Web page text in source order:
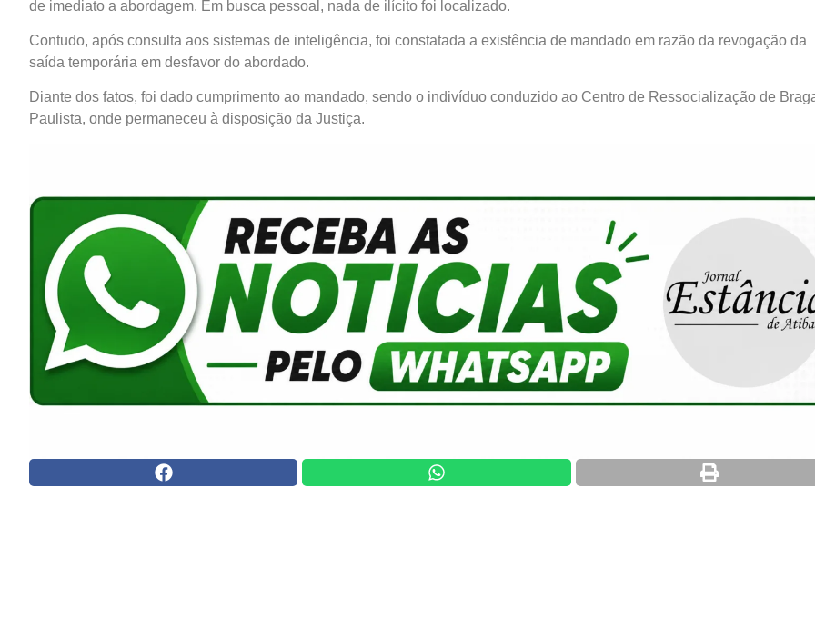
de imediato a abordagem. Em busca pessoal, nada de ilícito foi localizado.
Contudo, após consulta aos sistemas de inteligência, foi constatada a existência de mandado em razão da revogação da
saída temporária em desfavor do abordado.
Diante dos fatos, foi dado cumprimento ao mandado, sendo o indivíduo conduzido ao Centro de Ressocialização de
Paulista, onde permaneceu à disposição da Justiça.